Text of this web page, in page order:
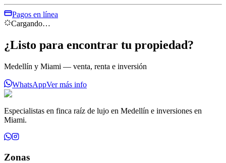
Pagos en línea
Cargando…
¿Listo para encontrar tu propiedad?
Medellín y Miami — venta, renta e inversión
WhatsAppVer más info
Especialistas en finca raíz de lujo en Medellín e inversiones en
Miami.
Zonas